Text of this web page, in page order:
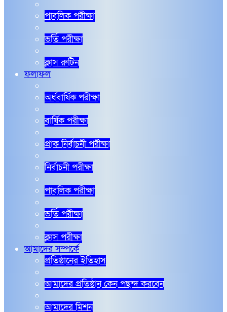
পাবলিক পরীক্ষা
ভর্তি পরীক্ষা
ক্লাস রুটিন
ফলাফল
অর্ধবার্ষিক পরীক্ষা
বার্ষিক পরীক্ষা
প্রাক নির্বাচনী পরীক্ষা
নির্বাচনী পরীক্ষা
পাবলিক পরীক্ষা
ভর্তি পরীক্ষা
ক্লাস পরীক্ষা
আমাদের সম্পর্কে
প্রতিষ্ঠানের ইতিহাস
আমাদের প্রতিষ্ঠান কেন পছন্দ করবেন
আমাদের মিশন